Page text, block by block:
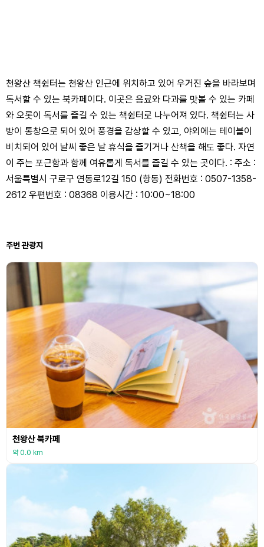
천왕산 책쉼터는 천왕산 인근에 위치하고 있어 우거진 숲을 바라보며
독서할 수 있는 북카페이다. 이곳은 음료와 다과를 맛볼 수 있는 카페
와 오롯이 독서를 즐길 수 있는 책쉼터로 나누어져 있다. 책쉼터는 사
방이 통창으로 되어 있어 풍경을 감상할 수 있고, 야외에는 테이블이
비치되어 있어 날씨 좋은 날 휴식을 즐기거나 산책을 해도 좋다. 자연
이 주는 포근함과 함께 여유롭게 독서를 즐길 수 있는 곳이다. : 주소 :
서울특별시 구로구 연동로12길 150 (항동) 전화번호 : 0507-1358-
2612 우편번호 : 08368 이용시간 : 10:00~18:00
주변 관광지
천왕산 북카페
약 0.0 km